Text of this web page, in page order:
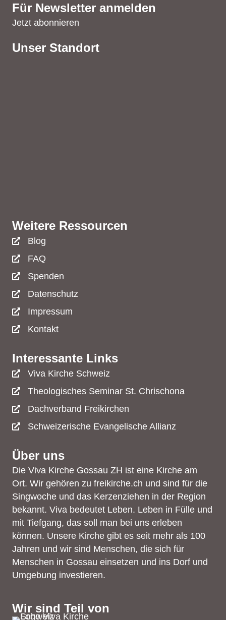
Für Newsletter anmelden
Jetzt abonnieren
Unser Standort
Weitere Ressourcen
Blog
FAQ
Spenden
Datenschutz
Impressum
Kontakt
Interessante Links
Viva Kirche Schweiz
Theologisches Seminar St. Chrischona
Dachverband Freikirchen
Schweizerische Evangelische Allianz
Über uns
Die Viva Kirche Gossau ZH ist eine Kirche am
Ort. Wir gehören zu freikirche.ch und sind für die
Singwoche und das Kerzenziehen in der Region
bekannt. Viva bedeutet Leben. Leben in Fülle und
mit Tiefgang, das soll man bei uns erleben
können. Unsere Kirche gibt es seit mehr als 100
Jahren und wir sind Menschen, die sich für
Menschen in Gossau einsetzen und ins Dorf und
Umgebung investieren.
Wir sind Teil von